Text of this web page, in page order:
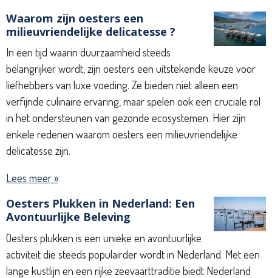
Waarom zijn oesters een
milieuvriendelijke delicatesse ?
In een tijd waarin duurzaamheid steeds
belangrijker wordt, zijn oesters een uitstekende keuze voor
liefhebbers van luxe voeding. Ze bieden niet alleen een
verfijnde culinaire ervaring, maar spelen ook een cruciale rol
in het ondersteunen van gezonde ecosystemen. Hier zijn
enkele redenen waarom oesters een milieuvriendelijke
delicatesse zijn.
Lees meer »
Oesters Plukken in Nederland: Een
Avontuurlijke Beleving
Oesters plukken is een unieke en avontuurlijke
activiteit die steeds populairder wordt in Nederland. Met een
lange kustlijn en een rijke zeevaarttraditie biedt Nederland